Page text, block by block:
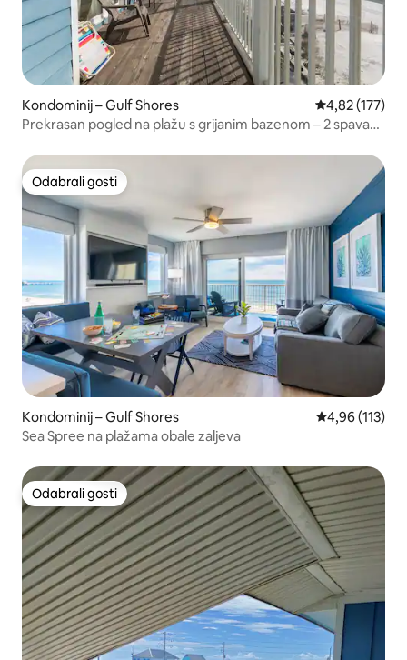
Kondominij – Gulf Shores Prosječna
4,82 (177)
Prekrasan pogled na plažu s grijanim bazenom – 2 spavaće
Odabrali gosti
Odabrali gosti
Kondominij – Gulf Shores Prosječna
4,96 (113)
Sea Spree na plažama obale zaljeva
Odabrali gosti
Odabrali gosti